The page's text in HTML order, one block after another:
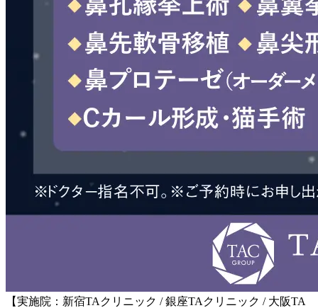
【実施院：新宿TAクリニック / 銀座TAクリニック / 大阪TA